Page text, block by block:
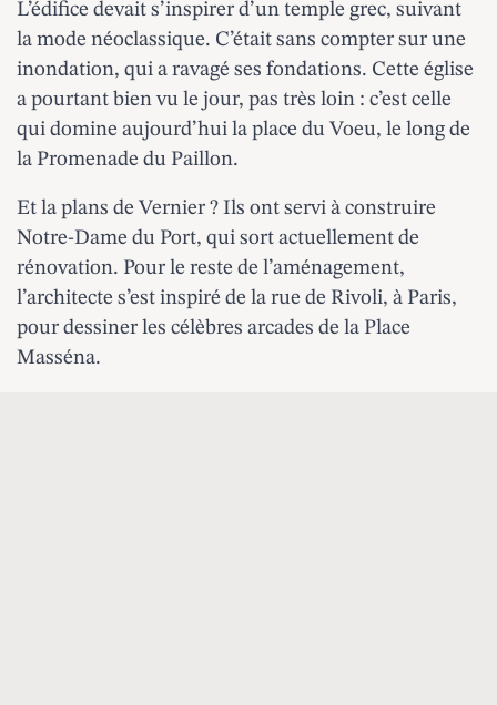
L’édifice devait s’inspirer d’un temple grec, suivant
la mode néoclassique. C’était sans compter sur une
inondation, qui a ravagé ses fondations. Cette église
a pourtant bien vu le jour, pas très loin : c’est celle
qui domine aujourd’hui la place du Voeu, le long de
la Promenade du Paillon.
Et la plans de Vernier ? Ils ont servi à construire
Notre-Dame du Port, qui sort actuellement de
rénovation. Pour le reste de l’aménagement,
l’architecte s’est inspiré de la rue de Rivoli, à Paris,
pour dessiner les célèbres arcades de la Place
Masséna.